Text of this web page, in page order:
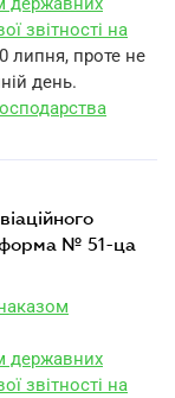
звітності на
липня, проте не
день.
№ 51-ца
державних
звітності на